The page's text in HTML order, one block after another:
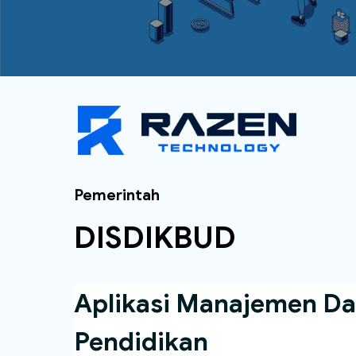
Pemerintah
DISDIKBUD
Aplikasi Manajemen
Pendidikan